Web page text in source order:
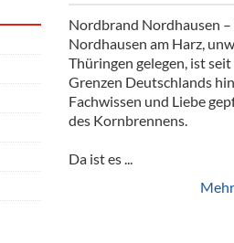
Nordbrand Nordhausen
Nordhausen am Harz,
Thüringen gelegen, ist
Grenzen Deutschlands
Fachwissen und Liebe
des Kornbrennens.
Da ist es ...